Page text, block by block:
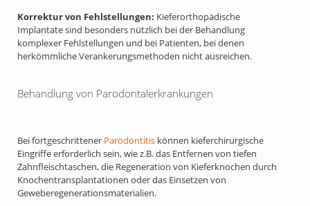
Korrektur von Fehlstellungen: Kieferorthopädische
Implantate sind besonders nützlich bei der Behandlung
komplexer Fehlstellungen und bei Patienten, bei denen
herkömmliche Verankerungsmethoden nicht ausreichen.
Behandlung von Parodontalerkrankungen
Bei fortgeschrittener Parodontitis können kieferchirurgische
Eingriffe erforderlich sein, wie z.B. das Entfernen von tiefen
Zahnfleischtaschen, die Regeneration von Kieferknochen durch
Knochentransplantationen oder das Einsetzen von
Geweberegenerationsmaterialien.